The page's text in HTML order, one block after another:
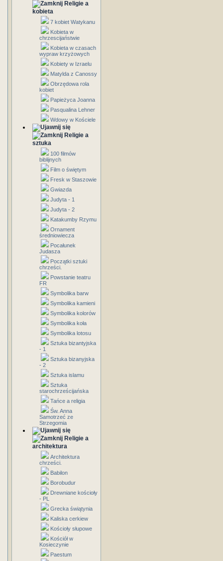
Religie a
kobieta
7 kobiet Watykanu
Kobieta w
chrzescijaństwie
Kobieta w czasach
wypraw krzyżowych
Kobiety w Izraelu
Matylda z Canossy
Obrzędowa rola
kobiet
Papieżyca Joanna
Pasqualina Lehner
Wdowy w Kościele
Religie a
sztuka
100 filmów
biblijnych
Film o świętym
Fresk w Staszowie
Gwiazda
Judyta - 1
Judyta - 2
Katakumby Rzymu
Ornament
średniowiecza
Pocałunek
Judasza
Początki sztuki
chrześci.
Powstanie teatru
FR
Symbolika barw
Symbolika kamieni
Symbolika kolorów
Symbolika koła
Symbolika lotosu
Sztuka bizantyjska
- 1
Sztuka bizanyjska
- 2
Sztuka islamu
Sztuka
starochrześcijańska
Tańce a religia
Św. Anna
Samotrzeć ze
Strzegomia
Religie a
architektura
Architektura
chrześci.
Babilon
Borobudur
Drewniane kościoły
- PL
Grecka świątynia
Kaliska cerkiew
Kościoły słupowe
Kościół w
Kosieczynie
Paestum